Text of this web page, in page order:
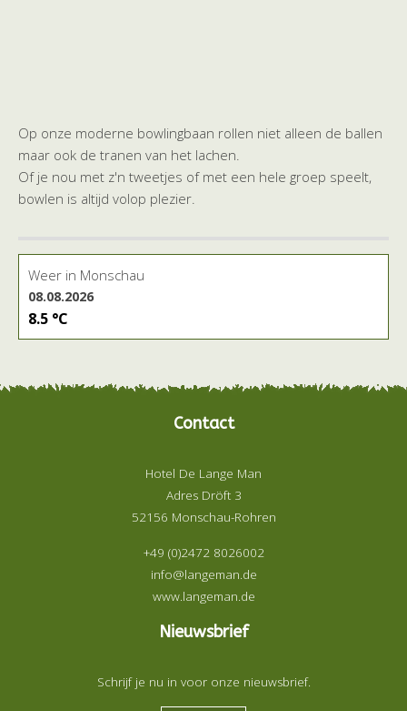
Op onze moderne bowlingbaan rollen niet alleen de ballen
maar ook de tranen van het lachen.
Of je nou met z'n tweetjes of met een hele groep speelt,
bowlen is altijd volop plezier.
Weer in Monschau
08.08.2026
8.5 °C
Contact
Hotel De Lange Man
Adres Dröft 3
52156 Monschau-Rohren
+49 (0)2472 8026002
info@langeman.de
www.langeman.de
Nieuwsbrief
Schrijf je nu in voor onze nieuwsbrief.